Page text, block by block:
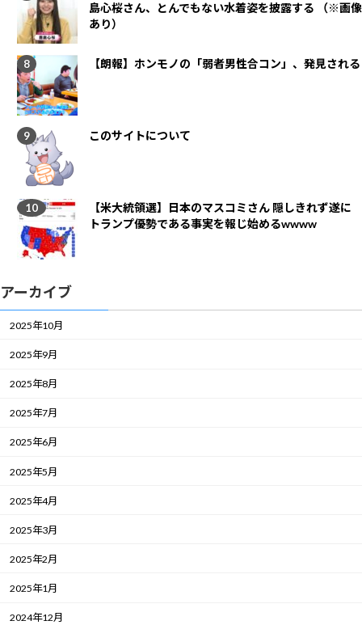
島心桜さん、とんでもない水着姿を披露する （※画像
あり）
【朗報】ホンモノの「弱者男性合コン」、発見される
このサイトについて
【米大統領選】日本のマスコミさん 隠しきれず遂に
トランプ優勢である事実を報じ始めるwwww
アーカイブ
2025年10月
2025年9月
2025年8月
2025年7月
2025年6月
2025年5月
2025年4月
2025年3月
2025年2月
2025年1月
2024年12月